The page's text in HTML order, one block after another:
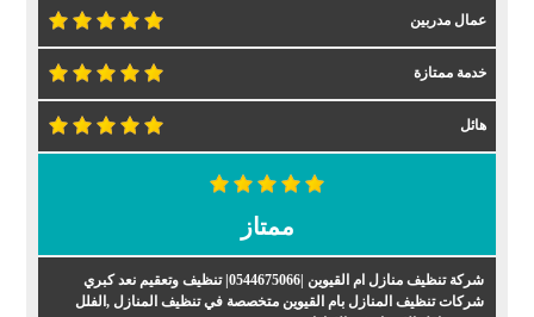
عمال مدربين
خدمة ممتازة
هائل
ممتاز
شركة تنظيف منازل ام القيوين |0544675066| تنظيف وتعقيم نعد كبري
شركات تنظيف المنازل بام القيوين متخصصة في تنظيف المنازل ,الفلل